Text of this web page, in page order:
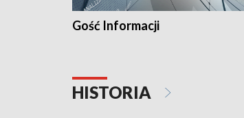
Gość Informacji
HISTORIA